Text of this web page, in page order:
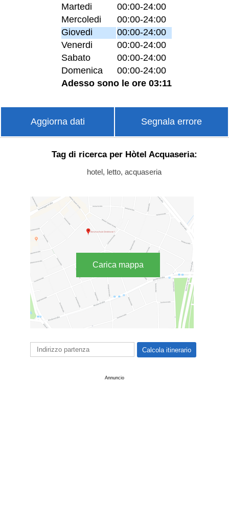
Martedi
00:00-24:00
Mercoledi
00:00-24:00
Giovedi
00:00-24:00
Venerdi
00:00-24:00
Sabato
00:00-24:00
Domenica
00:00-24:00
Adesso sono le ore 03:11
Aggiorna dati Segnala errore
Tag di ricerca per Hòtel Acquaseria:
hotel, letto, acquaseria
Carica mappa
Annuncio